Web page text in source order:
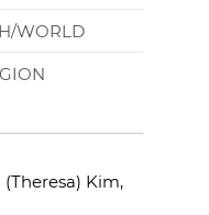
WORLD
(Theresa) Kim,